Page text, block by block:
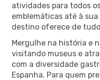
atividades para todos
emblemáticas até à
destino oferece de
Mergulhe na história e
visitando museus e
com a diversidade
Espanha. Para quem